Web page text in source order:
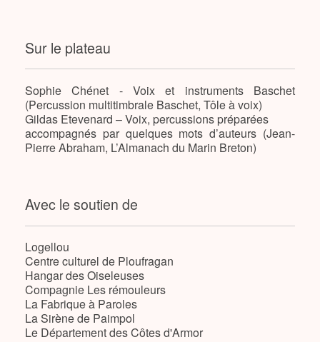
Sur le plateau
Sophie Chénet - Voix et instruments Baschet
(Percussion multitimbrale Baschet, Tôle à voix)
Gildas Etevenard – Voix, percussions préparées
accompagnés par quelques mots d’auteurs (Jean-
Pierre Abraham, L’Almanach du Marin Breton)
Avec le soutien de
Logellou
Centre culturel de Ploufragan
Hangar des Oiseleuses
Compagnie Les rémouleurs
La Fabrique à Paroles
La Sirène de Paimpol
Le Département des Côtes d'Armor